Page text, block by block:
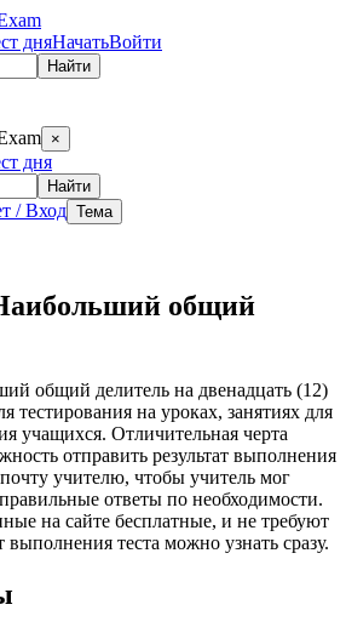
дняНачатьВойти
Найти
×
дня
Найти
/ Вход Тема
общий
общий делитель на двенадцать (12)
тестирования на уроках, занятиях для
учащихся. Отличительная черта
отправить результат выполнения
учителю, чтобы учитель мог
ответы по необходимости.
на сайте бесплатные, и не требуют
выполнения теста можно узнать сразу.